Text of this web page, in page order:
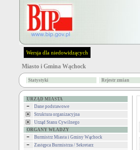
Wersja dla niedowidzących
Miasto i Gmina Wąchock
Statystyki Rejestr zmian
URZĄD MIASTA
Dane podstawowe
Struktura organizacyjna
Urząd Stanu Cywilnego
ORGANY WŁADZY
Burmistrz Miasta i Gminy Wąchock
Zastępca Burmistrza / Sekretarz